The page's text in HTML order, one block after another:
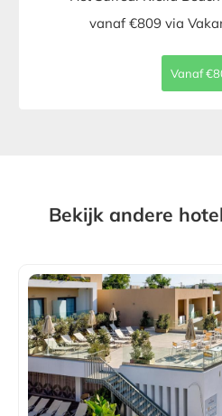
vanaf €809 via
Vanaf
Bekijk andere